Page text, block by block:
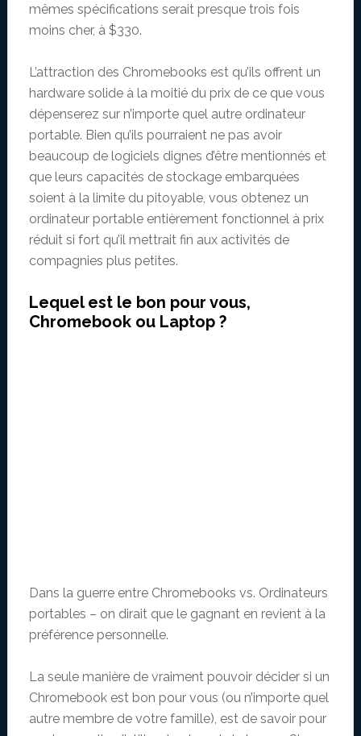
mêmes spécifications serait presque trois fois
moins cher, à $330.
L’attraction des Chromebooks est qu’ils offrent un
hardware solide à la moitié du prix de ce que vous
dépenserez sur n’importe quel autre ordinateur
portable. Bien qu’ils pourraient ne pas avoir
beaucoup de logiciels dignes d’être mentionnés et
que leurs capacités de stockage embarquées
soient à la limite du pitoyable, vous obtenez un
ordinateur portable entièrement fonctionnel à prix
réduit si fort qu’il mettrait fin aux activités de
compagnies plus petites.
Lequel est le bon pour vous,
Chromebook ou Laptop ?
Dans la guerre entre Chromebooks vs. Ordinateurs
portables – on dirait que le gagnant en revient à la
préférence personnelle.
La seule manière de vraiment pouvoir décider si un
Chromebook est bon pour vous (ou n’importe quel
autre membre de votre famille), est de savoir pour